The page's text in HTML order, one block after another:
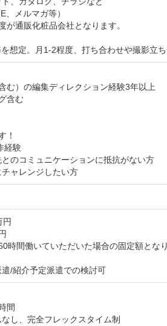
、メルマガ等）
通販化粧品会社となります。
想定。月1-2程度、打ち合わせや撮影立
む）の編集ディレクション経験3年以上
含む
！
経験
とのコミュニケーションに抵抗がない方
チャレンジしたい方
円
時間働いていただいた場合の固定額とな
遣/紹介予定派遣での検討可
間
し、完全フレックスタイム制